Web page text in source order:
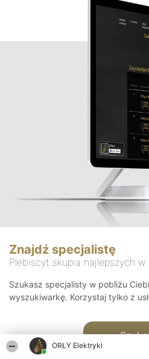
ORŁY Elektryki
Znajdź specjalistę
Plebiscyt skupia najlepszych w
Szukasz specjalisty w pobliżu
wyszukiwarkę. Korzystaj tylko z